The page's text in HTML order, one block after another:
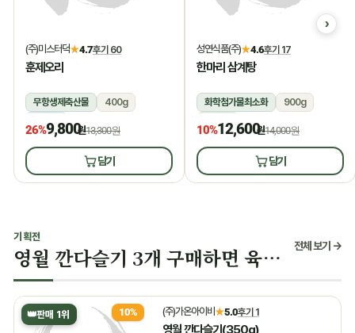
(주)미스터덕★4.7후기 60
훈제오리
무항생제축산물
400g
냉동
26%9,800원13,300원
담기
성연식품(주)★4.6후기 17
한마리 삼계탕
화학첨가물최소화
900g
상온
10%12,600원14,000원
담기
기획전
영월 깐다슬기 3개 구매하면 육수 증정 전체 보기 →
👑판매 1위 10% (주)가온아이비★5.0후기 1
영월 깐다슬기(350g)